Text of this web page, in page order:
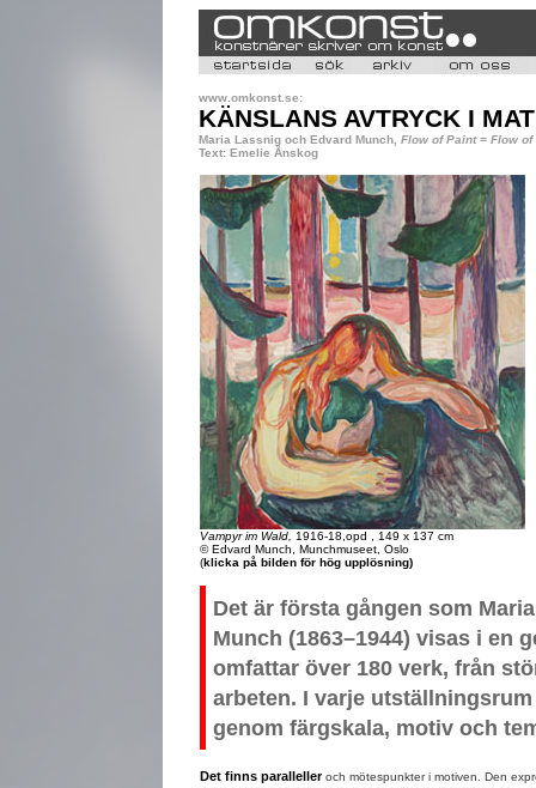
www.omkonst.se:
KÄNSLANS AVTRYCK I
Maria Lassnig och Edvard Munch, Flow of Paint = Flow of
Text: Emelie Ånskog
Vampyr im Wald,
1916-18,opd , 149 x 137 cm
© Edvard Munch, Munchmuseet, Oslo
(klicka på bilden för hög upplösning)
Det är första gången som
Munch (1863–1944) visas i en
omfattar över 180 verk, från
arbeten. I varje
genom färgskala, motiv och
Det finns parallelleroch mötespunkter i motiven. Den